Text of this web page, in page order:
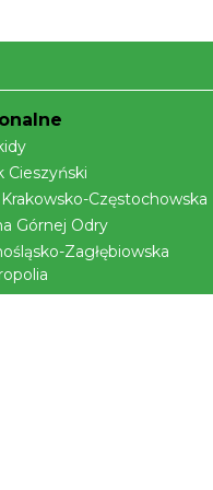
Cieszyński
Częstochowska
Górnej Odry
Zagłębiowska